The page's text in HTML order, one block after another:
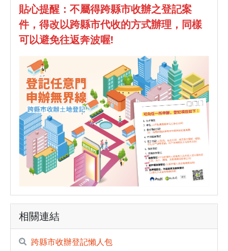
貼心提醒：不屬得跨縣市收辦之登記案
件，得改以跨縣市代收的方式辦理，同樣
可以避免往返奔波喔!
相關連結
跨縣市收辦登記懶人包